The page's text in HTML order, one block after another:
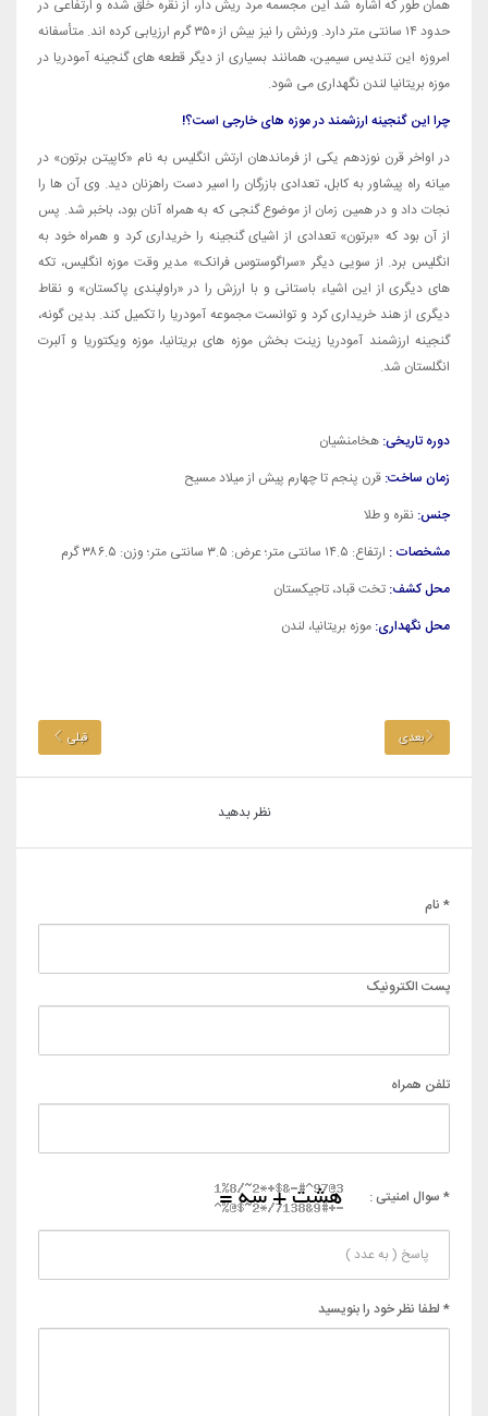
همان طور که اشاره شد این مجسمه مرد ریش دار، از نقره خلق شده و ارتفاعی در
حدود ۱۴ سانتی متر دارد. ورنش را نیز بیش از ۳۵۰ گرم ارزیابی کرده اند. متأسفانه
امروزه این تندیس سیمین، همانند بسیاری از دیگر قطعه های گنجینه آمودریا در
موزه بریتانیا لندن نگهداری می شود.
چرا این گنجینه ارزشمند در موزه های خارجی است؟!
در اواخر قرن نوزدهم یکی از فرماندهان ارتش انگلیس به نام «کاپیتن برتون» در
میانه راه پیشاور به کابل، تعدادی بازرگان را اسیر دست راهزنان دید. وی آن ها را
نجات داد و در همین زمان از موضوع گنجی که به همراه آنان بود، باخبر شد. پس
از آن بود که «برتون» تعدادی از اشیای گنجینه را خریداری کرد و همراه خود به
انگلیس برد. از سویی دیگر «سراگوستوس فرانک» مدیر وقت موزه انگلیس، تکه
های دیگری از این اشیاء باستانی و با ارزش را در «راولپندی پاکستان» و نقاط
دیگری از هند خریداری کرد و توانست مجموعه آمودریا را تکمیل کند. بدین گونه،
گنجینه ارزشمند آمودریا زینت بخش موزه های بریتانیا، موزه ویکتوریا و آلبرت
انگلستان شد.
دوره تاریخی: هخامنشیان
زمان ساخت: قرن پنجم تا چهارم پیش از میلاد مسیح
جنس: نقره و طلا
مشخصات : ارتفاع: ۱۴.۵ سانتی متر؛ عرض: ۳.۵ سانتی متر؛ وزن: ۳۸۶.۵ گرم
محل کشف: تخت قباد، تاجیکستان
محل نگهداری: موزه بریتانیا، لندن
بعدی قبلی
نظر بدهید
* نام
پست الکترونیک
تلفن همراه
* سوال امنیتی :
* لطفا نظر خود را بنویسید